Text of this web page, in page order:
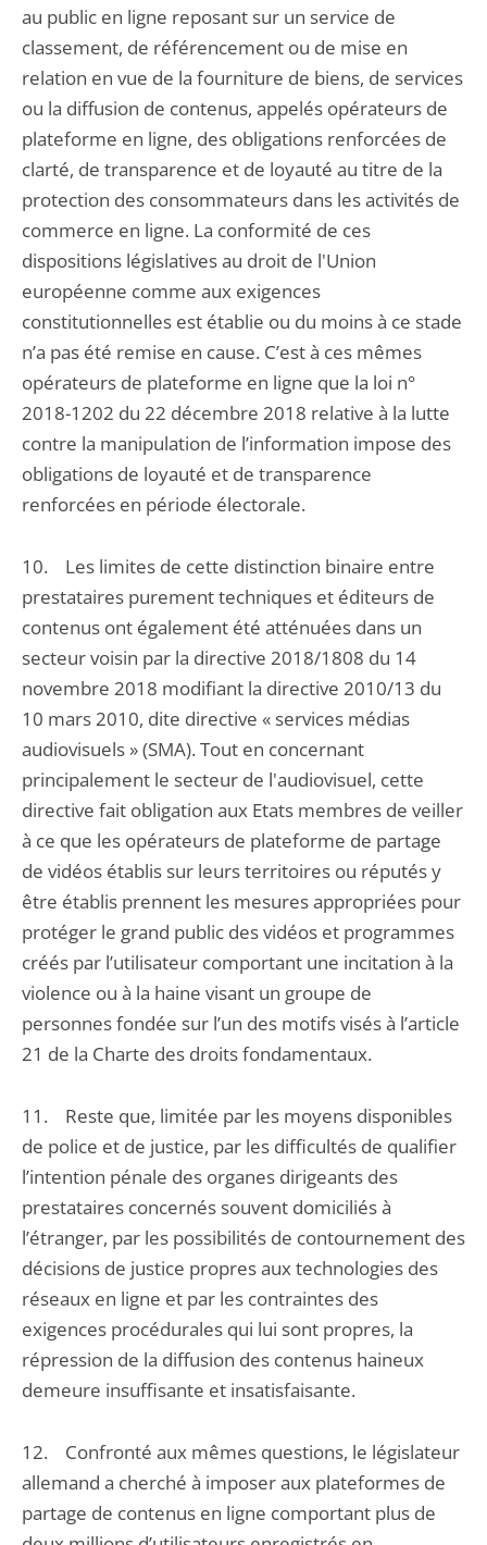
au public en ligne reposant sur un service de
classement, de référencement ou de mise en
relation en vue de la fourniture de biens, de services
ou la diffusion de contenus, appelés opérateurs de
plateforme en ligne, des obligations renforcées de
clarté, de transparence et de loyauté au titre de la
protection des consommateurs dans les activités de
commerce en ligne. La conformité de ces
dispositions législatives au droit de l'Union
européenne comme aux exigences
constitutionnelles est établie ou du moins à ce stade
n’a pas été remise en cause. C’est à ces mêmes
opérateurs de plateforme en ligne que la loi n°
2018-1202 du 22 décembre 2018 relative à la lutte
contre la manipulation de l’information impose des
obligations de loyauté et de transparence
renforcées en période électorale.
10. Les limites de cette distinction binaire entre
prestataires purement techniques et éditeurs de
contenus ont également été atténuées dans un
secteur voisin par la directive 2018/1808 du 14
novembre 2018 modifiant la directive 2010/13 du
10 mars 2010, dite directive « services médias
audiovisuels » (SMA). Tout en concernant
principalement le secteur de l'audiovisuel, cette
directive fait obligation aux Etats membres de veiller
à ce que les opérateurs de plateforme de partage
de vidéos établis sur leurs territoires ou réputés y
être établis prennent les mesures appropriées pour
protéger le grand public des vidéos et programmes
créés par l’utilisateur comportant une incitation à la
violence ou à la haine visant un groupe de
personnes fondée sur l’un des motifs visés à l’article
21 de la Charte des droits fondamentaux.
11. Reste que, limitée par les moyens disponibles
de police et de justice, par les difficultés de qualifier
l’intention pénale des organes dirigeants des
prestataires concernés souvent domiciliés à
l’étranger, par les possibilités de contournement des
décisions de justice propres aux technologies des
réseaux en ligne et par les contraintes des
exigences procédurales qui lui sont propres, la
répression de la diffusion des contenus haineux
demeure insuffisante et insatisfaisante.
12. Confronté aux mêmes questions, le législateur
allemand a cherché à imposer aux plateformes de
partage de contenus en ligne comportant plus de